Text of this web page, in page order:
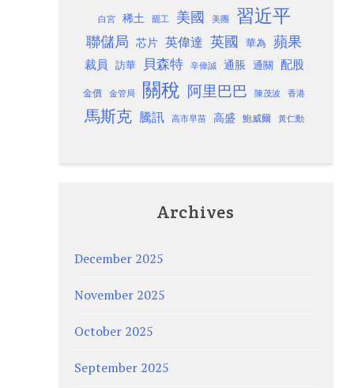
白宮 稀土 罷工 美國 美團 習近平
聯儲局 芯片 英偉達 英國 華為 蘋果
裁員 訪華 貝森特 辛偉誠 通脹 通關 配股
金價 金管局 關稅 阿里巴巴 陳茂波 香港
馬斯克 騰訊 高市早苗 高盛 鮑威爾 黃仁勳
Archives
December 2025
November 2025
October 2025
September 2025